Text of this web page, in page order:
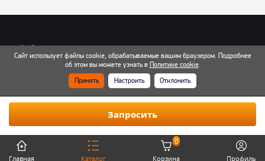
Запросить
Главная Каталог
0
Корзина
Профиль
info@mixtcar.ru
Почта для связи
Все контакты
Сайт использует файлы cookie, обрабатываемые вашим браузером. Подробнее
об этом вы можете узнать в Политике cookie.
Принять
Настроить Отклонить